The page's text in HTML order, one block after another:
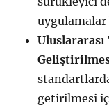
uygulamalar
getirilmesi